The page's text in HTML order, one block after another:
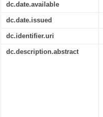
dc.date.available
dc.date.issued
dc.identifier.uri
dc.description.abstract